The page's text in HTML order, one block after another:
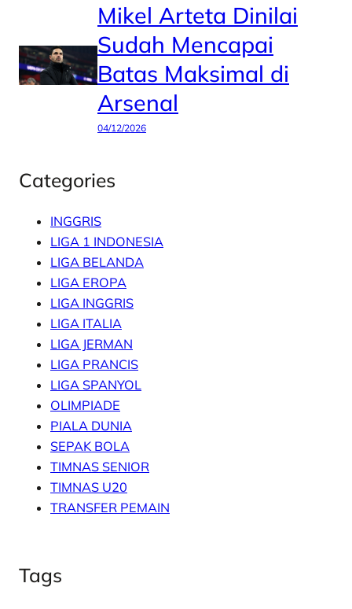
Mikel Arteta Dinilai
Sudah Mencapai
Batas Maksimal di
Arsenal
04/12/2026
Categories
INGGRIS
LIGA 1 INDONESIA
LIGA BELANDA
LIGA EROPA
LIGA INGGRIS
LIGA ITALIA
LIGA JERMAN
LIGA PRANCIS
LIGA SPANYOL
OLIMPIADE
PIALA DUNIA
SEPAK BOLA
TIMNAS SENIOR
TIMNAS U20
TRANSFER PEMAIN
Tags